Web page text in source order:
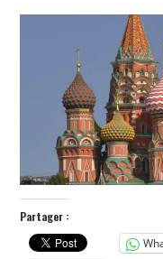
POLITIQUE
HISTOIRE
CULTURE
SPORT
Partager :